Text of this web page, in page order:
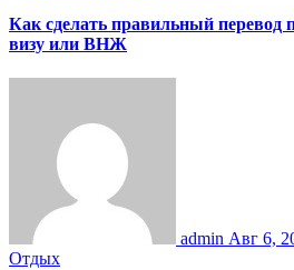
Как сделать правильный перевод
визу или ВНЖ
admin Авг 6,
Отдых